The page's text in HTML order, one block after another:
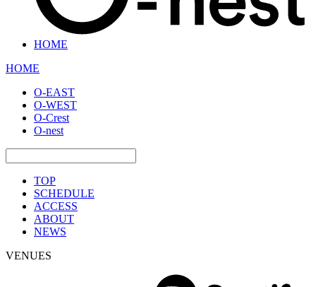
HOME
HOME
O-EAST
O-WEST
O-Crest
O-nest
TOP
SCHEDULE
ACCESS
ABOUT
NEWS
VENUES